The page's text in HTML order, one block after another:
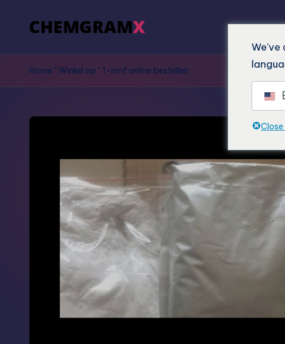
Home " Winkel op " 1-nmf online bestellen
We've